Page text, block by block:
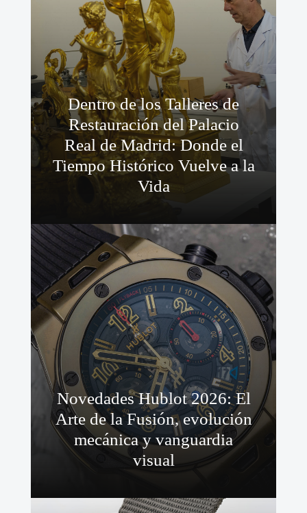
Dentro de los Talleres de
Restauración del Palacio
Real de Madrid: Donde el
Tiempo Histórico Vuelve a la
Vida
Novedades Hublot 2026: El
Arte de la Fusión, evolución
mecánica y vanguardia
visual